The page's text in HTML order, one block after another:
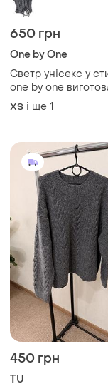
трендовому
з ефектом
фарбування
світшот кофта
і ще
450 грн
TU
Жіночий светр
XL і ще 1